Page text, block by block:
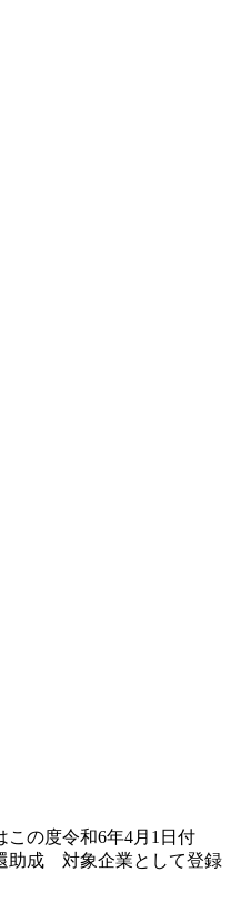
この度令和6年4月1日付
助成 対象企業として登録